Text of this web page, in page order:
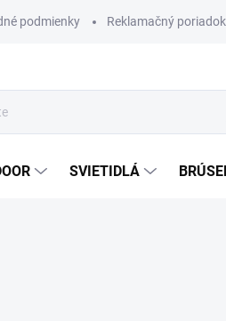
podmienky Reklamačný poriadok
SVIETIDLÁ